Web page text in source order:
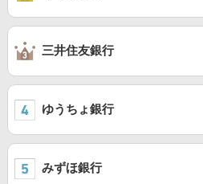
三井住友銀行
ゆうちょ銀行
みずほ銀行